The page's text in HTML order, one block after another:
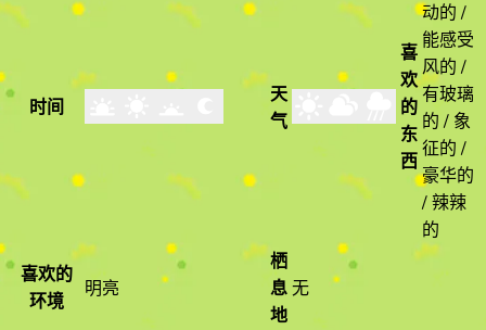
时间
天
气
喜
欢
的
东
西
动的 /
能感受
风的 /
有玻璃
的 / 象
征的 /
豪华的
/ 辣辣
的
喜欢的
环境
明亮
栖
息
地
无